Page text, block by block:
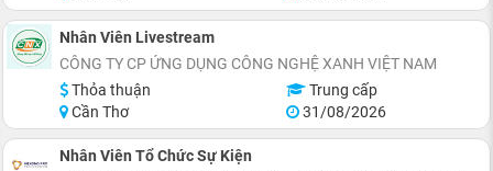
Nhân Viên Livestream
CÔNG TY CP ỨNG DỤNG CÔNG NGHỆ XANH VIỆT NAM
Thỏa thuận
Trung cấp
Cần Thơ
31/08/2026
Nhân Viên Tổ Chức Sự Kiện